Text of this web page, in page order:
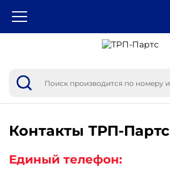
Контакты ТРП-Партс
Единый телефон: